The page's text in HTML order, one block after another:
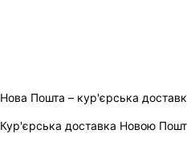
Нова Пошта – кур'єрська
Кур'єрська доставка Новою